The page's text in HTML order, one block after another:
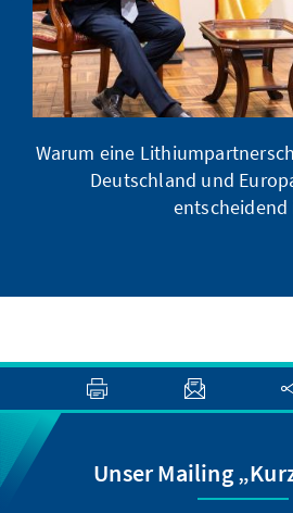
Warum eine
Deutschland und
entscheidend
Unser Mailing